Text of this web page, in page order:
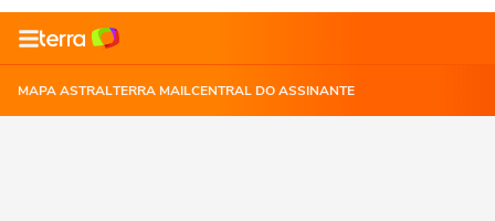
MAPA ASTRALTERRA MAILCENTRAL DO ASSINANTE